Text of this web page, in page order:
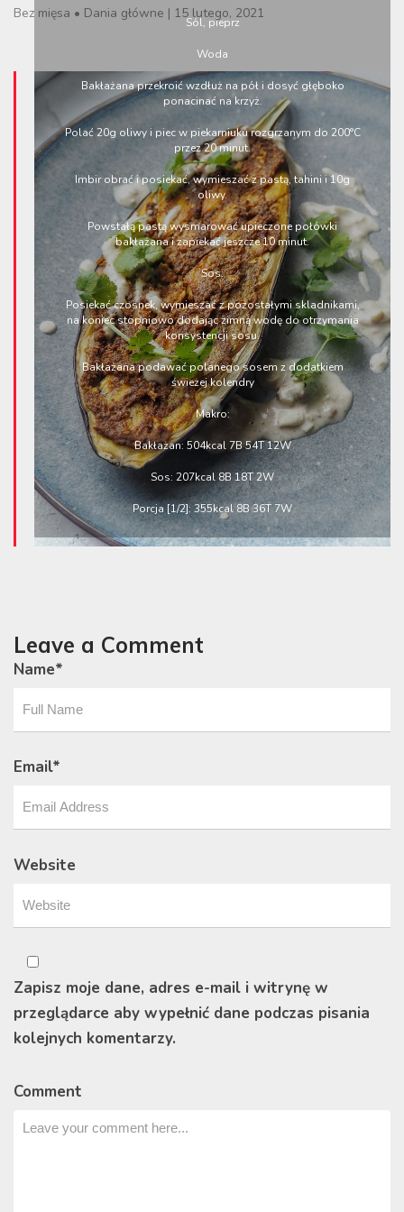
Bez mięsa • Dania główne | 15 lutego, 2021
Sól, pieprz
Woda
Bakłażana przekroić wzdłuż na pół i dosyć głęboko
ponacinać na krzyż.
Polać 20g oliwy i piec w piekarniuku rozgrzanym do 200°C
przez 20 minut.
Imbir obrać i posiekać, wymieszać z pastą, tahini i 10g
oliwy.
Powstałą pastą wysmarować upieczone połówki
bakłażana i zapiekać jeszcze 10 minut.
Sos:
Posiekać czosnek, wymieszać z pozostałymi skladnikami,
na koniec stopniowo dodając zimną wodę do otrzymania
konsystencji sosu.
Bakłażana podawać polanego sosem z dodatkiem
świeżej kolendry
Makro:
Bakłażan: 504kcal 7B 54T 12W
Sos: 207kcal 8B 18T 2W
Porcja [1/2]: 355kcal 8B 36T 7W
Leave a Comment
Name*
Email*
Website
Zapisz moje dane, adres e-mail i witrynę w
przeglądarce aby wypełnić dane podczas pisania
kolejnych komentarzy.
Comment